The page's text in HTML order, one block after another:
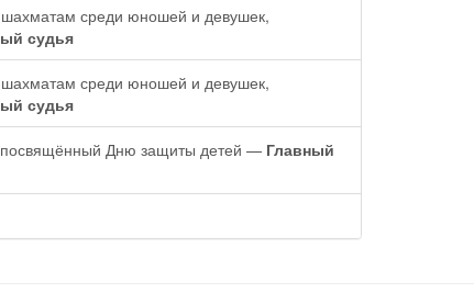
среди юношей и девушек,
судья
среди юношей и девушек,
судья
Дню защиты детей — Главный